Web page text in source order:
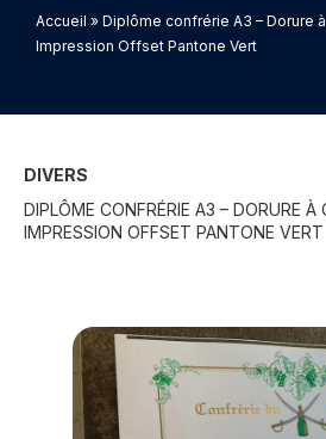
Accueil » Diplôme confrérie A3 – Dorure
Impression Offset Pantone Vert
DIVERS
DIPLÔME CONFRÉRIE A3 – DORURE
IMPRESSION OFFSET PANTONE VERT